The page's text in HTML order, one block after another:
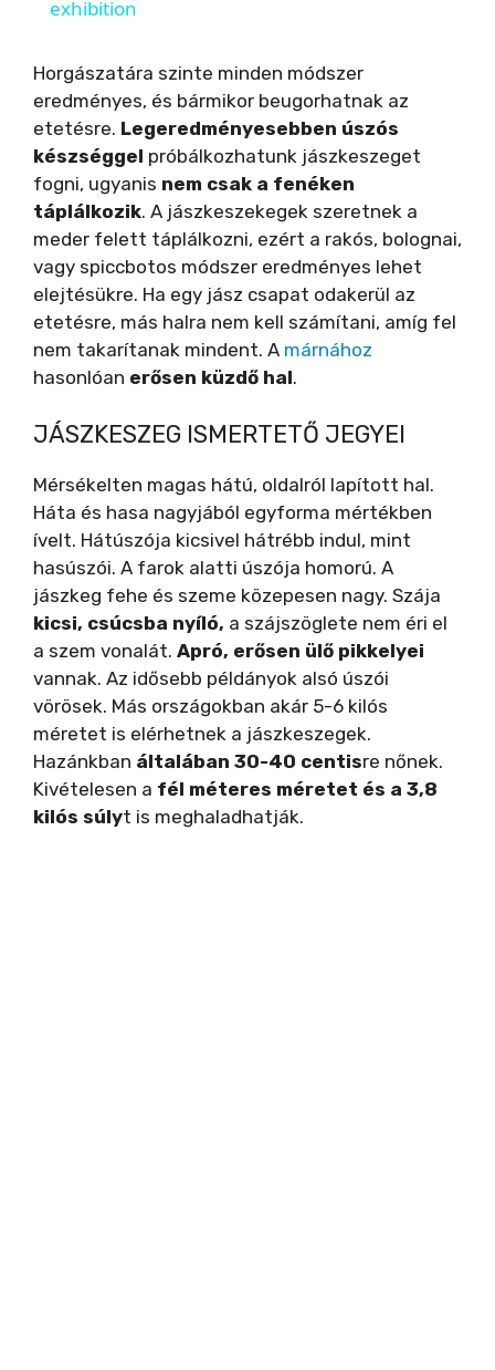
V
i
d
e
o
exhibition
Horgászatára szinte minden módszer
eredményes, és bármikor beugorhatnak az
etetésre. Legeredményesebben úszós
készséggel próbálkozhatunk jászkeszeget
fogni, ugyanis nem csak a fenéken
táplálkozik. A jászkeszekegek szeretnek a
meder felett táplálkozni, ezért a rakós, bolognai,
vagy spiccbotos módszer eredményes lehet
elejtésükre. Ha egy jász csapat odakerül az
etetésre, más halra nem kell számítani, amíg fel
nem takarítanak mindent. A márnához
hasonlóan erősen küzdő hal.
JÁSZKESZEG ISMERTETŐ JEGYEI
Mérsékelten magas hátú, oldalról lapított hal.
Háta és hasa nagyjából egyforma mértékben
ívelt. Hátúszója kicsivel hátrébb indul, mint
hasúszói. A farok alatti úszója homorú. A
jászkeg fehe és szeme közepesen nagy. Szája
kicsi, csúcsba nyíló, a szájszöglete nem éri el
a szem vonalát. Apró, erősen ülő pikkelyei
vannak. Az idősebb példányok alsó úszói
vörösek. Más országokban akár 5-6 kilós
méretet is elérhetnek a jászkeszegek.
Hazánkban általában 30-40 centisre nőnek.
Kivételesen a fél méteres méretet és a 3,8
kilós súlyt is meghaladhatják.